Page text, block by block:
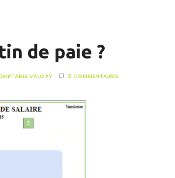
de paie ?
VALOXY 2 COMMENTAIRES